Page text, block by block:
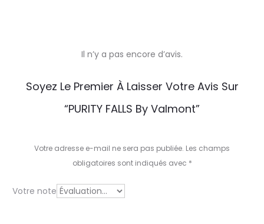
Il n’y a pas encore d’avis.
Soyez Le Premier À Laisser Votre Avis Sur
“PURITY FALLS By Valmont”
Votre adresse e-mail ne sera pas publiée. Les champs
obligatoires sont indiqués avec *
Votre note